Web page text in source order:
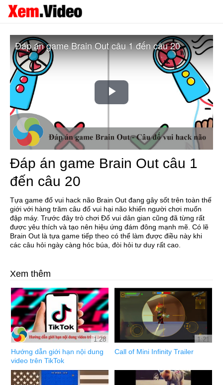
Play
Video
Đáp án game Brain Out câu 1 đến câu 20
Đáp án game Brain Out câu 1
đến câu 20
Tựa game đố vui hack não Brain Out đang gây sốt trên toàn thế
giới với hàng trăm câu đố vui hại não khiến người chơi muốn
đập máy. Trước đây trò chơi Đố vui dân gian cũng đã từng rất
được yêu thích và tạo nên hiệu ứng đám đông mạnh mẽ. Có lẽ
Brain Out là tựa game tiếp theo có thể làm được điều này khi
các câu hỏi ngày càng hóc búa, đòi hỏi tư duy rất cao.
Xem thêm
1:28
Hướng dẫn giới hạn nội dung
video trên TikTok
1:21
Call of Mini Infinity Trailer